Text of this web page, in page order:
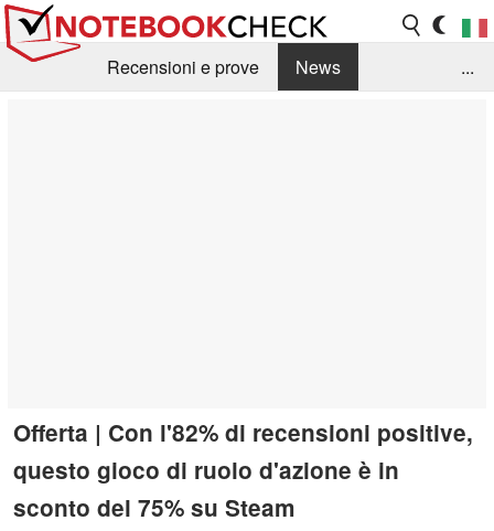
Recensioni e prove
News
...
Offerta | Con l'82% di recensioni positive,
questo gioco di ruolo d'azione è in
sconto del 75% su Steam